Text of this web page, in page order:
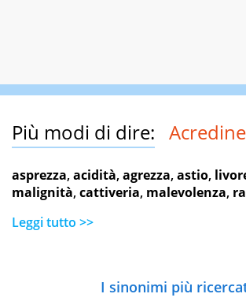
Più modi di dire: Acredine
asprezza,acidità,agrezza,astio,
malignità,cattiveria, malevolenza,
Leggi tutto >>
I sinonimi più